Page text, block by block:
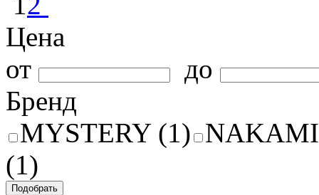
Цена
от
до
Бренд
MYSTERY (1)
(1)
Подобрать